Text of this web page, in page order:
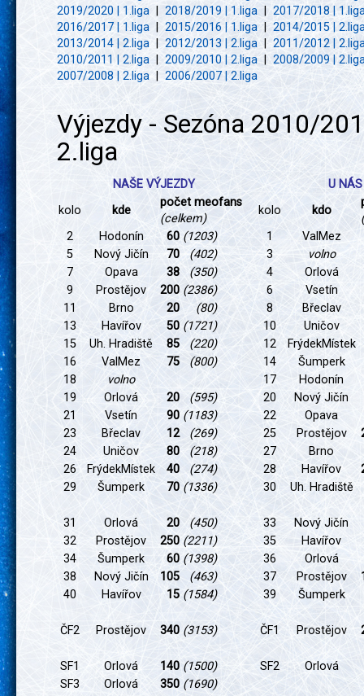
2019/2020 | 1.liga
2018/2019 | 1.liga
2017/2018 |
2016/2017 | 1.liga
2015/2016 | 1.liga| 2014/2015 |
2013/2014 | 2.liga
2012/2013 | 2.liga | 2011/2012 |
2010/2011 | 2.liga |2009/2010 | 2.liga
2008/2009 |
2007/2008 | 2.liga| 2006/2007 | 2.liga
Výjezdy - Sezóna 2010/
2.liga
NAŠE VÝJEZDY
U NÁS
kolo
kde
počet meofans
(celkem)
kolo kdo
2
Hodonín 60 (1203) 1 ValMez
5
Nový Jičín 70 (402) 3
volno
7
Opava 38 (350) 4 Orlová
9
Prostějov 200 (2386) 6 Vsetín
11
Brno 20 (80) 8 Břeclav
13
Havířov 50 (1721) 10 Uničov
15
Uh. Hradiště 85 (220) 12 FrýdekMístek
16
ValMez 75 (800) 14 Šumperk
18
volno 17 Hodonín
19
Orlová 20 (595) 20 Nový Jičín
21
Vsetín 90 (1183) 22 Opava
23
Břeclav 12 (269) 25 Prostějov
24
Uničov 80 (218) 27 Brno
26
FrýdekMístek 40 (274) 28 Havířov
29
Šumperk 70 (1336) 30 Uh. Hradiště
31 Orlová 20 (450) 33 Nový Jičín
32
Prostějov 250 (2211) 35 Havířov
34
Šumperk 60 (1398) 36 Orlová
38
Nový Jičín 105 (463) 37 Prostějov
40
Havířov 15 (1584) 39 Šumperk
ČF2 Prostějov 340 (3153) ČF1 Prostějov
SF1 Orlová 140 (1500) SF2 Orlová
SF3
Orlová 350 (1690)